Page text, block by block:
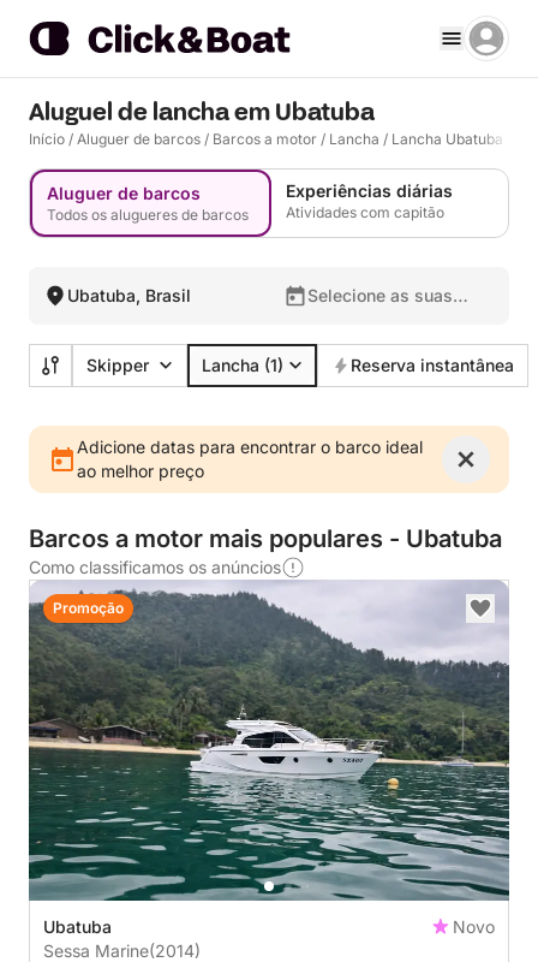
Aluguel de lancha em Ubatuba
Início / Aluguer de barcos / Barcos a motor / Lancha / Lancha Ubatuba
Aluguer de barcos
Todos os alugueres de barcos
Experiências diárias
Atividades com capitão
Ubatuba, Brasil
Selecione as suas
Skipper Lancha (1) Reserva instantânea
Adicione datas para encontrar o barco ideal
ao melhor preço
Barcos a motor mais populares - Ubatuba
Como classificamos os anúncios
Ubatuba
Novo
Sessa Marine(2014)
Promoção